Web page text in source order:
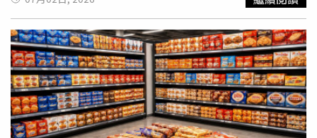
的可能性。法庭文件顯示，7-Eleven在正式提告前，曾多次
主動與Nike接洽，希望透過協商化解爭議，但Nike仍決定依
照原定計畫宣傳並上市，因此7-Eleven最終選擇向法院提起
商標侵權訴訟。事實上，雙方並非毫無淵源。7-Eleven曾與
Crocs、DGK等品牌推出官方聯名商品，也曾計畫與Nike合
作推出「7-Eleven × Nike SB Dunk Low」，原定配合2020
年東京奧運上市，但最終因COVID-19疫情取消，因此此次
Air Max 95事件更引發外界關注。7-Eleven要求法院禁止
第30條規定，除了輸入食品未依規定向衛生福利部食品藥物
管理署申請查驗及申報產品資訊外，也未於商品包裝完整標
示繁體中文品名、原產地、有效日期及中央主管機關公告事
項等法定內容。依照《食品安全衛生管理法》第47條規定，
可處新台幣3萬元以上、300萬元以下罰鍰；現場查獲的
53.8公斤違規食品，則依同法第52條規定予以封存，後續並
完成銷毀作業，以避免流入市面。事件曝光後，也在網路上
掀起熱烈討論。有網友質疑相關單位執法方向，直言「抓毒